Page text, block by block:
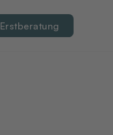
Erstberatung